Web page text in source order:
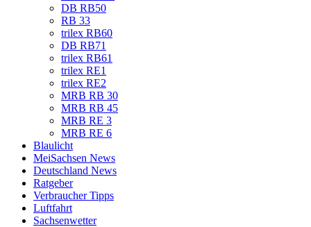
DB RB50
RB 33
trilex RB60
DB RB71
trilex RB61
trilex RE1
trilex RE2
MRB RB 30
MRB RB 45
MRB RE 3
MRB RE 6
Blaulicht
MeiSachsen News
Deutschland News
Ratgeber
Verbraucher Tipps
Luftfahrt
Sachsenwetter